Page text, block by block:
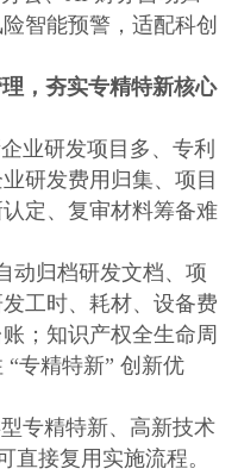
智能预警，适配科创
，夯实专精特新核心
业研发项目多、专利
研发费用归集、项目
定、复审材料筹备难
动归档研发文档、项
工时、耗材、设备费
；知识产权全生命周
专精特新” 创新优
专精特新、高新技术
直接复用实施流程。